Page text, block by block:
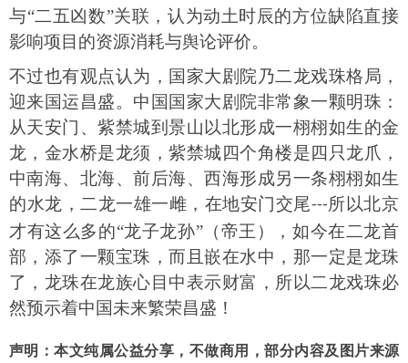
与“二五凶数”关联，认为动土时辰的方位缺陷直接
影响项目的资源消耗与舆论评价。
不过也有观点认为， 国家大剧院乃二龙戏珠格局 ，
迎来国运昌盛。 中国国家大剧院非常象一颗明珠：
从天安门、紫禁城到景山以北形成一栩栩如生的金
龙，金水桥是龙须，紫禁城四个角楼是四只龙爪，
中南海、北海、前后海、西海形成另一条栩栩如生
的水龙，二龙一雄一雌，在地安门交尾---所以北京
才有这么多的“龙子龙孙”（帝王），如今在二龙首
部，添了一颗宝珠，而且嵌在水中，那一定是龙珠
了，龙珠在龙族心目中表示财富，所以二龙戏珠必
然预示着中国未来繁荣昌盛！
声明：本文纯属公益分享，不做商用，部分内容及图片来源